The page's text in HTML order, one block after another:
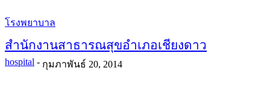
โรงพยาบาล
สำนักงานสาธารณสุขอำเภอเชียงดาว
hospital - กุมภาพันธ์ 20, 2014